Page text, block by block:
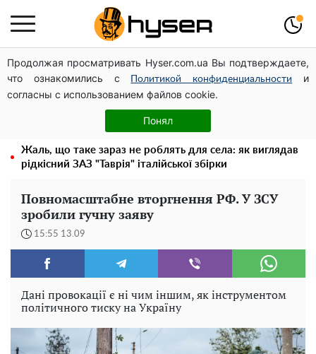
Продолжая просматривать Hyser.com.ua Вы подтверждаете,
что ознакомились с
Политикой конфиденциальности
и
согласны с использованием файлов cookie.
Понял
Дрони із націнкою: Олександр Конотопський вивів
мільйони оборонного бюджету через фіктивну фірму в
Естонії
Гола Олена Тополя у цікавих позах змусила відвисати
щелепи: злив відео – було лише початком
Жаль, що таке зараз не роблять для села: як виглядав
рідкісний ЗАЗ "Таврія" італійської збірки
Повномасштабне вторгнення РФ. У ЗСУ
зробили гучну заяву
15:55 13.09
Дані провокації є ні чим іншим, як інструментом
політичного тиску на Україну